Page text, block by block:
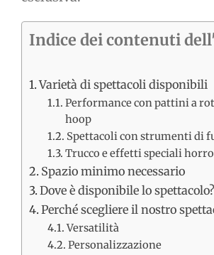
Indice dei contenuti
Varietà di spettacoli disponibili
Performance con pattini a
hoop
Spettacoli con strumenti di
Trucco e effetti speciali
Spazio minimo necessario
Dove è disponibile lo spettacolo?
Perché scegliere il nostro
Versatilità
Personalizzazione